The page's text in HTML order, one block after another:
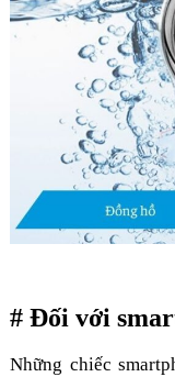
# Đối với
Những chiếc